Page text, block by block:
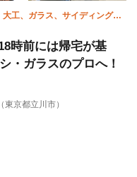
工、ガラス、サイディング、
時前には帰宅が基
・ガラスのプロへ！
（東京都立川市）